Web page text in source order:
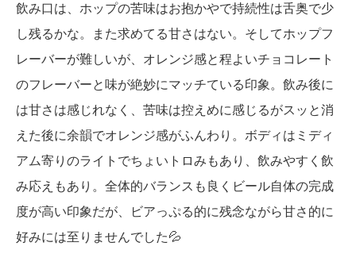
飲み口は、ホップの苦味はお抱かやで持続性は舌奥で少
し残るかな。また求めてる甘さはない。そしてホップフ
レーバーが難しいが、オレンジ感と程よいチョコレート
のフレーバーと味が絶妙にマッチている印象。飲み後に
は甘さは感じれなく、苦味は控えめに感じるがスッと消
えた後に余韻でオレンジ感がふんわり。ボディはミディ
アム寄りのライトでちょいトロみもあり、飲みやすく飲
み応えもあり。全体的バランスも良くビール自体の完成
度が高い印象だが、ビアっぷる的に残念ながら甘さ的に
好みには至りませんでした💦